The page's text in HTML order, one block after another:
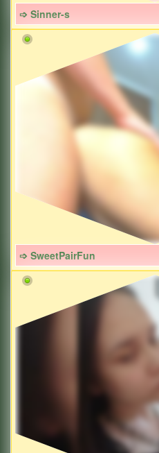
➩ Sinner-s
➩ SweetPairFun